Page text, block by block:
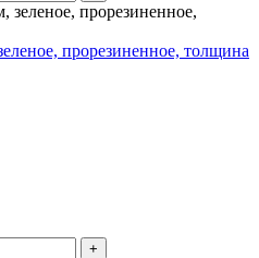
прорезиненное, толщина
+